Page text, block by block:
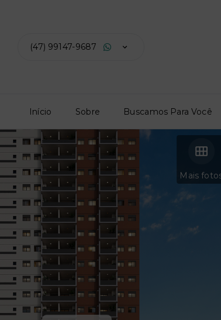
(47) 99147-9687
Início Sobre Buscamos Para Você
Mais